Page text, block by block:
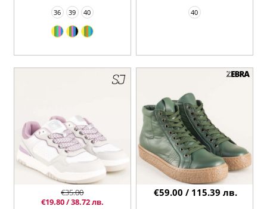
36 39 40 40
€35.00
€19.80 / 38.72 лв.
€59.00 / 115.39 лв.